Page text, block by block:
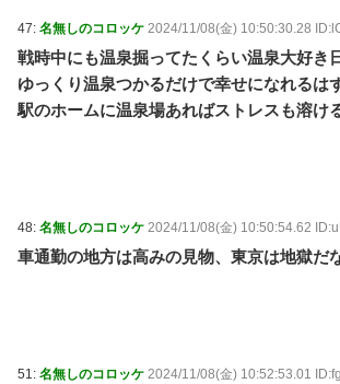
47: 名無しのコロッケ 2024/11/08(金) 10:50:30.28
戦時中にも温泉掘ってたくらい温泉大好き
ゆっくり温泉つかるだけで幸せになれるは
駅のホームに温泉場あればストレスも溶け
48: 名無しのコロッケ 2024/11/08(金) 10:50:54.62
車通勤の地方は高みの見物、東京は地獄だ
51: 名無しのコロッケ 2024/11/08(金) 10:52:53.01